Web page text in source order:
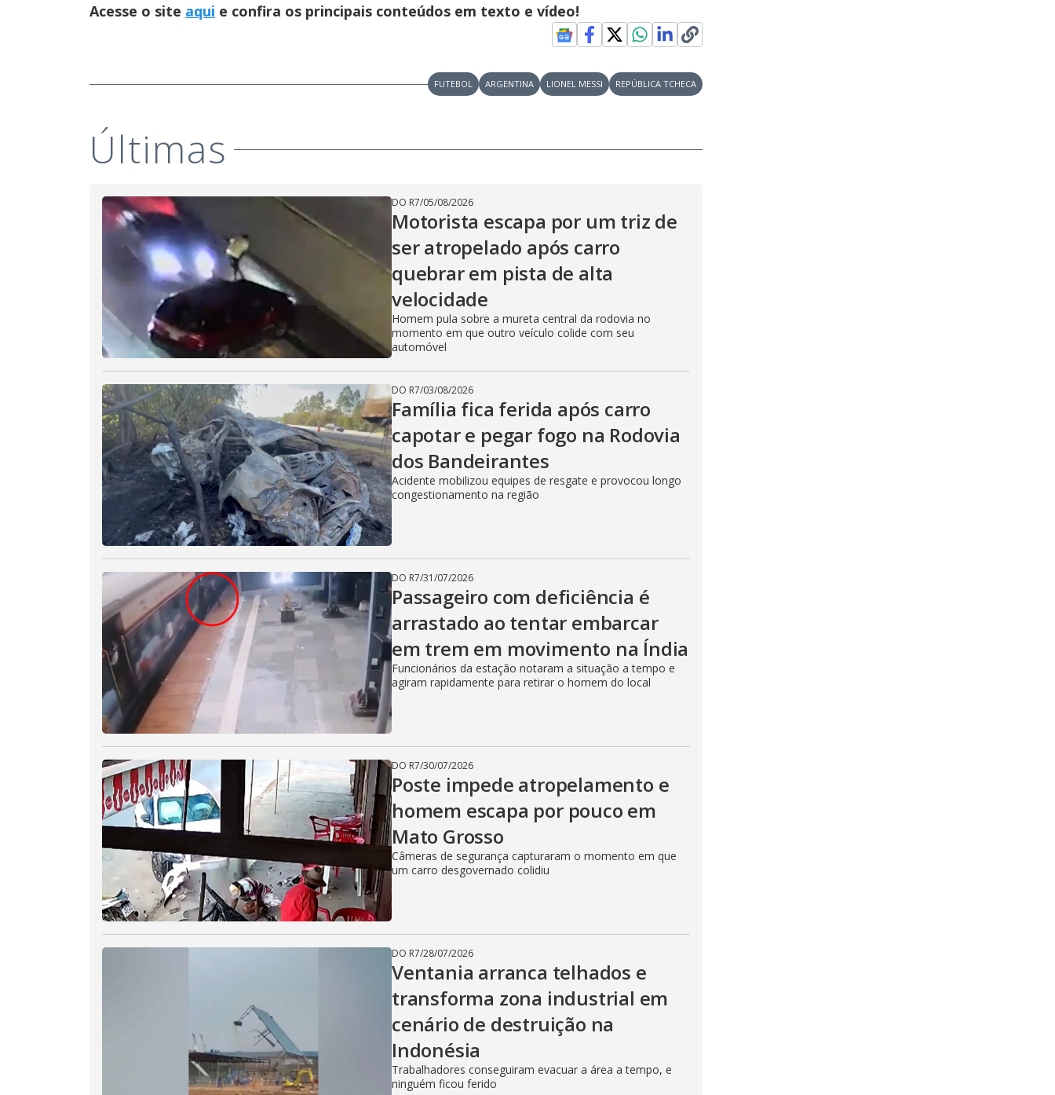
Acesse o site aqui e confira os principais conteúdos em texto e vídeo!
FUTEBOL ARGENTINA LIONEL MESSI REPÚBLICA TCHECA
Últimas
DO R7/05/08/2026
Motorista escapa por um triz de
ser atropelado após carro
quebrar em pista de alta
velocidade
Homem pula sobre a mureta central da rodovia no
momento em que outro veículo colide com seu
automóvel
DO R7/03/08/2026
Família fica ferida após carro
capotar e pegar fogo na Rodovia
dos Bandeirantes
Acidente mobilizou equipes de resgate e provocou longo
congestionamento na região
DO R7/31/07/2026
Passageiro com deficiência é
arrastado ao tentar embarcar
em trem em movimento na Índia
Funcionários da estação notaram a situação a tempo e
agiram rapidamente para retirar o homem do local
DO R7/30/07/2026
Poste impede atropelamento e
homem escapa por pouco em
Mato Grosso
Câmeras de segurança capturaram o momento em que
um carro desgovernado colidiu
DO R7/28/07/2026
Ventania arranca telhados e
transforma zona industrial em
cenário de destruição na
Indonésia
Trabalhadores conseguiram evacuar a área a tempo, e
ninguém ficou ferido